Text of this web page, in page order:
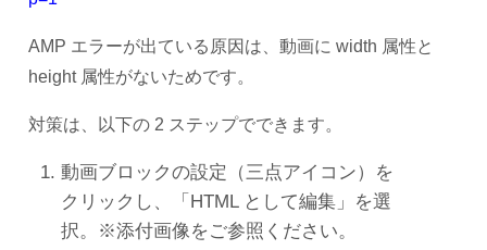
AMP エラーが出ている原因は、動画に width 属性と
height 属性がないためです。
対策は、以下の 2 ステップでできます。
動画ブロックの設定（三点アイコン）を
クリックし、「HTML として編集」を選
択。※添付画像をご参照ください。